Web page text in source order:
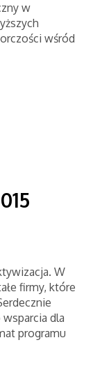
w
wśród
W
firmy, które
dla
programu